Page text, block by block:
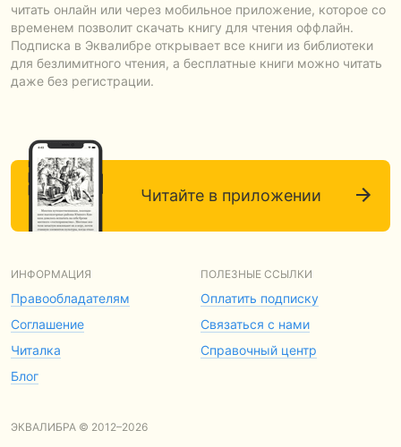
читать онлайн или через мобильное приложение, которое со
временем позволит скачать книгу для чтения оффлайн.
Подписка в Эквалибре открывает все книги из библиотеки
для безлимитного чтения, а бесплатные книги можно читать
даже без регистрации.
Читайте в приложении
ИНФОРМАЦИЯ
Правообладателям
Соглашение
Читалка
Блог
ПОЛЕЗНЫЕ ССЫЛКИ
Оплатить подписку
Связаться с нами
Справочный центр
ЭКВАЛИБРА © 2012–2026